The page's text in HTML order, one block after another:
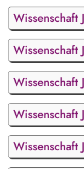
Wissenschaft
Wissenschaft
Wissenschaft
Wissenschaft
Wissenschaft